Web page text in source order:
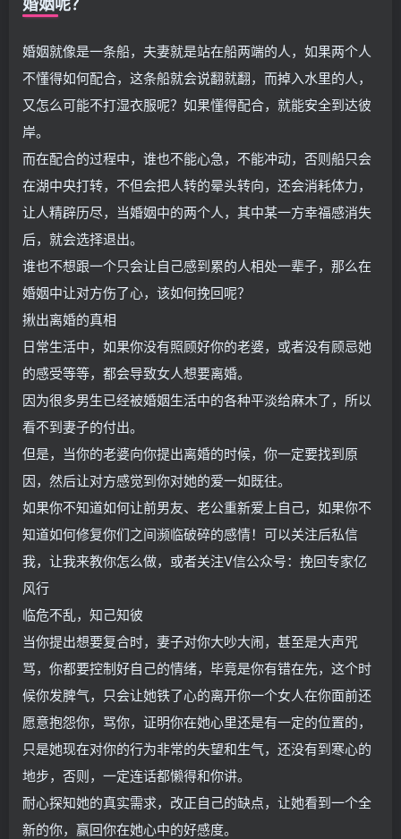
婚姻就像是一条船，夫妻就是站在船两端的人，如果两个人
不懂得如何配合，这条船就会说翻就翻，而掉入水里的人，
又怎么可能不打湿衣服呢？如果懂得配合，就能安全到达彼
岸。
而在配合的过程中，谁也不能心急，不能冲动，否则船只会
在湖中央打转，不但会把人转的晕头转向，还会消耗体力，
让人精辟历尽，当婚姻中的两个人，其中某一方幸福感消失
后，就会选择退出。
谁也不想跟一个只会让自己感到累的人相处一辈子，那么在
婚姻中让对方伤了心，该如何挽回呢？
揪出离婚的真相
日常生活中，如果你没有照顾好你的老婆，或者没有顾忌她
的感受等等，都会导致女人想要离婚。
因为很多男生已经被婚姻生活中的各种平淡给麻木了，所以
看不到妻子的付出。
但是，当你的老婆向你提出离婚的时候，你一定要找到原
因，然后让对方感觉到你对她的爱一如既往。
如果你不知道如何让前男友、老公重新爱上自己，如果你不
知道如何修复你们之间濒临破碎的感情！可以关注后私信
我，让我来教你怎么做，或者关注V信公众号：挽回专家亿
风行
临危不乱，知己知彼
当你提出想要复合时，妻子对你大吵大闹，甚至是大声咒
骂，你都要控制好自己的情绪，毕竟是你有错在先，这个时
候你发脾气，只会让她铁了心的离开你一个女人在你面前还
愿意抱怨你，骂你，证明你在她心里还是有一定的位置的，
只是她现在对你的行为非常的失望和生气，还没有到寒心的
地步，否则，一定连话都懒得和你讲。
耐心探知她的真实需求，改正自己的缺点，让她看到一个全
新的你，赢回你在她心中的好感度。